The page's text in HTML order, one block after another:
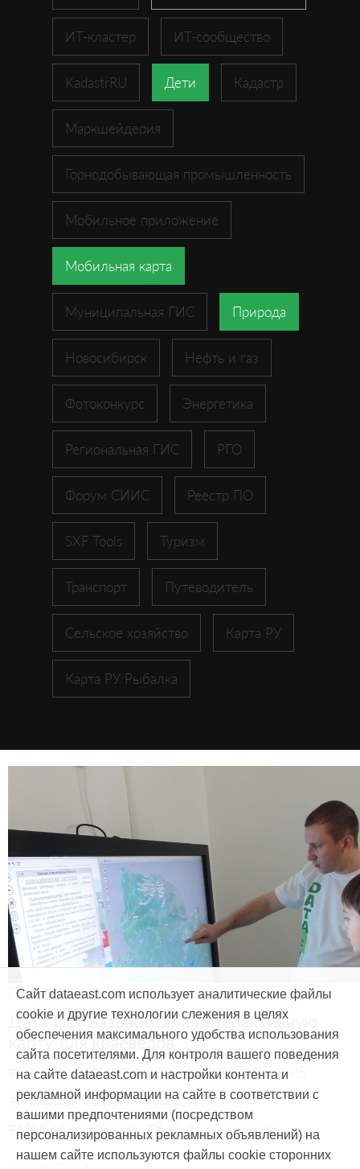
ИТ-кластер ИТ-сообщество
KadastrRU Дети Кадастр
Маркшейдерия
Горнодобывающая промышленность
Мобильное приложение
Мобильная карта
Муниципальная ГИС Природа
Новосибирск Нефть и газ
Фотоконкурс Энергетика
Региональная ГИС РГО
Форум СИИС Реестр ПО
SXF Tools Туризм
Транспорт Путеводитель
Сельское хозяйство Карта РУ
Карта РУ Рыбалка
Продукты и услуги
Дата Ист разработала интерактивную
карту для краеведов
#CarryMap #Интерактивная карта #ArcGIS
#Природа #Дети #География
#Мобильная карта #Веб-приложение
Сайт dataeast.com использует аналитические файлы
cookie и другие технологии слежения в целях
обеспечения максимального удобства использования
сайта посетителями. Для контроля вашего поведения
на сайте dataeast.com и настройки контента и
рекламной информации на сайте в соответствии с
вашими предпочтениями (посредством
персонализированных рекламных объявлений) на
нашем сайте используются файлы cookie сторонних